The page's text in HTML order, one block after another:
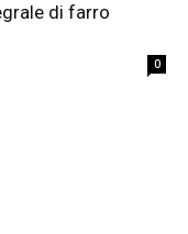
di farro
0